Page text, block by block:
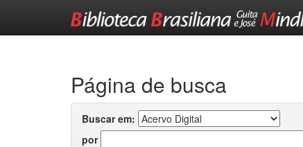
Página de busca
Buscar em:
por